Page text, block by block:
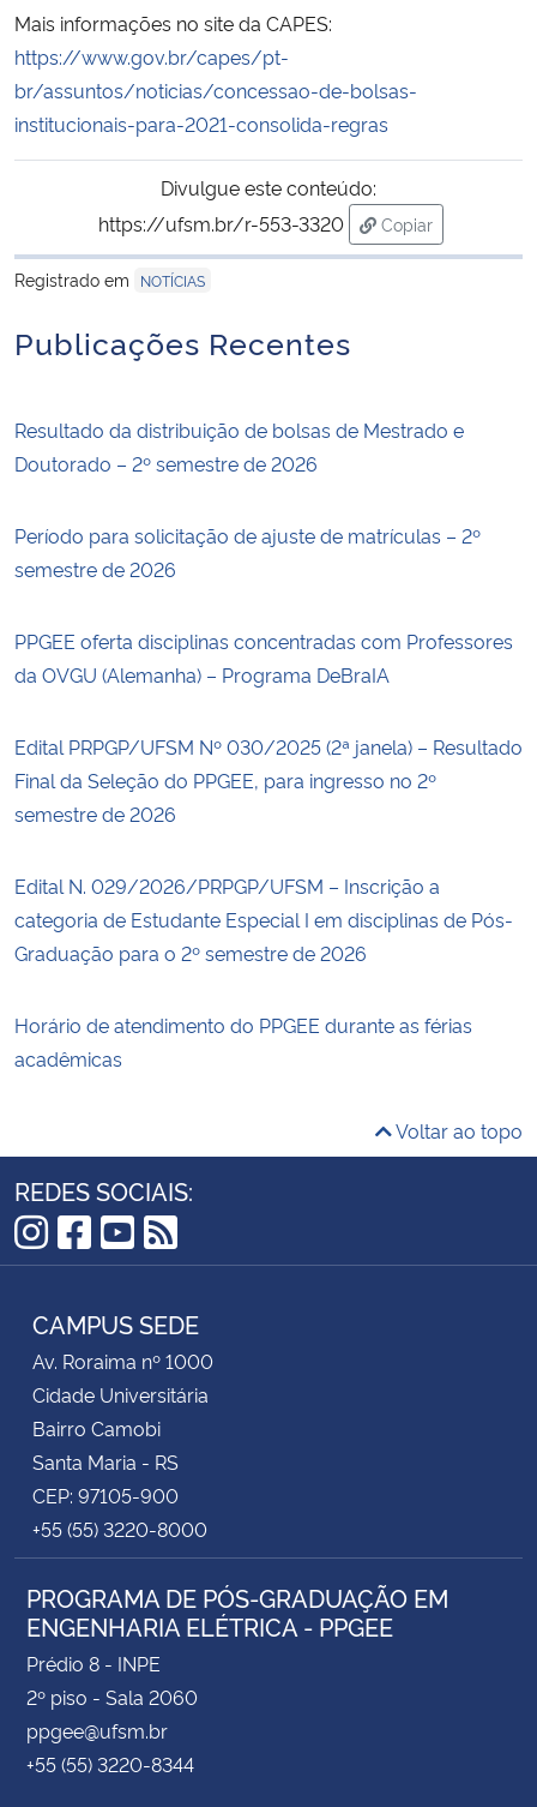
Mais informações no site da CAPES:
https://www.gov.br/capes/pt-
br/assuntos/noticias/concessao-de-bolsas-
institucionais-para-2021-consolida-regras
Divulgue este conteúdo:
https://ufsm.br/r-553-3320
Copiar
para área de
Registrado em
NOTÍCIAS
Publicações Recentes
Resultado da distribuição de bolsas de Mestrado e
Doutorado – 2º semestre de 2026
Período para solicitação de ajuste de matrículas – 2º
semestre de 2026
PPGEE oferta disciplinas concentradas com Professores
da OVGU (Alemanha) – Programa DeBraIA
Edital PRPGP/UFSM Nº 030/2025 (2ª janela) – Resultado
Final da Seleção do PPGEE, para ingresso no 2º
semestre de 2026
Edital N. 029/2026/PRPGP/UFSM – Inscrição a
categoria de Estudante Especial I em disciplinas de Pós-
Graduação para o 2º semestre de 2026
Horário de atendimento do PPGEE durante as férias
acadêmicas
Voltar ao topo
REDES SOCIAIS:
Instagram
Facebook
YouTube
RSS
CAMPUS SEDE
Av. Roraima nº 1000
Cidade Universitária
Bairro Camobi
Santa Maria - RS
CEP: 97105-900
+55 (55) 3220-8000
PROGRAMA DE PÓS-GRADUAÇÃO EM
ENGENHARIA ELÉTRICA - PPGEE
Prédio 8 - INPE
2º piso - Sala 2060
ppgee@ufsm.br
+55 (55) 3220-8344